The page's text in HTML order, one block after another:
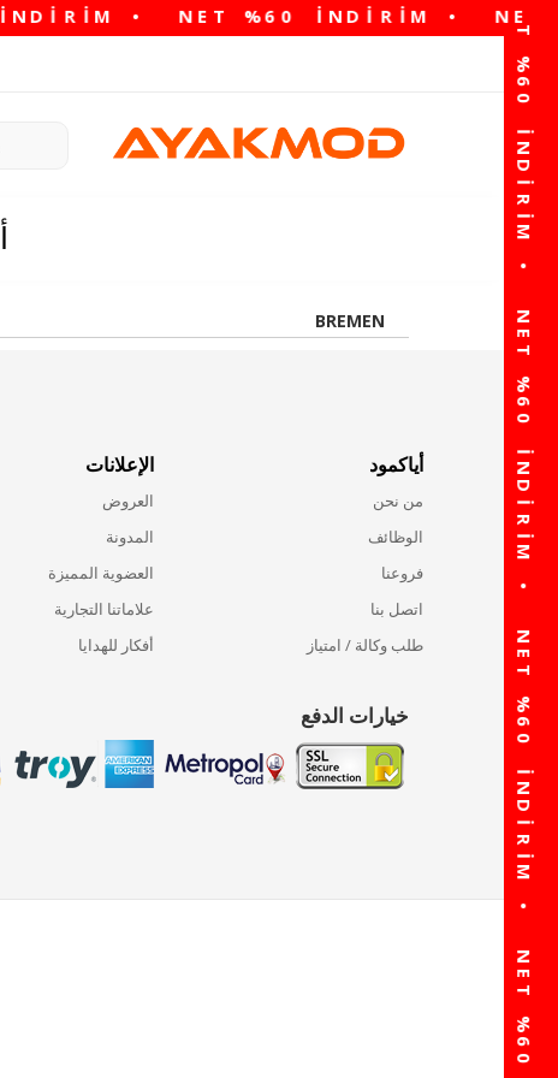
BREMEN
أياكمود
من نحن
الوظائف
فروعنا
اتصل بنا
طلب وكالة / امتياز
الإعلانات
العروض
المدونة
العضوية المميزة
علاماتنا التجارية
أفكار للهدايا
خيارات الدفع